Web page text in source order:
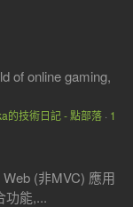
of online gaming,
的技術日記 - 點部落· 1
(非MVC) 應用
功能,...